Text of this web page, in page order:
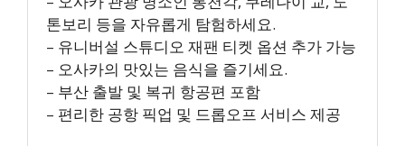
톤보리 등을 자유롭게 탐험하세요.
– 유니버설 스튜디오 재팬 티켓 옵션 추가 가능
– 오사카의 맛있는 음식을 즐기세요.
– 부산 출발 및 복귀 항공편 포함
– 편리한 공항 픽업 및 드롭오프 서비스 제공